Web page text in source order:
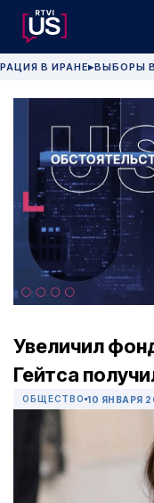
В ИРАНЕ▶ВЫБОРЫ
Увеличил
Гейтса
ОБЩЕСТВО 10 ЯНВАРЯ